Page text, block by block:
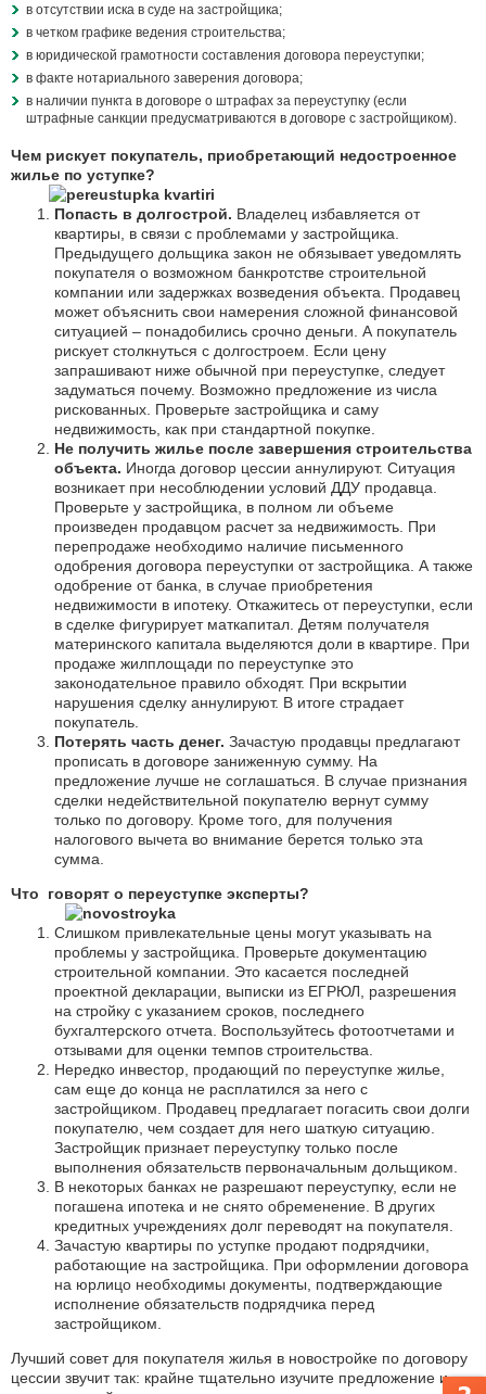
в отсутствии иска в суде на застройщика;
в четком графике ведения строительства;
в юридической грамотности составления договора переуступки;
в факте нотариального заверения договора;
в наличии пункта в договоре о штрафах за переуступку (если
штрафные санкции предусматриваются в договоре с застройщиком).
Чем рискует покупатель, приобретающий недостроенное
жилье по уступке?
Попасть в долгострой. Владелец избавляется от
квартиры, в связи с проблемами у застройщика.
Предыдущего дольщика закон не обязывает уведомлять
покупателя о возможном банкротстве строительной
компании или задержках возведения объекта. Продавец
может объяснить свои намерения сложной финансовой
ситуацией – понадобились срочно деньги. А покупатель
рискует столкнуться с долгостроем. Если цену
запрашивают ниже обычной при переуступке, следует
задуматься почему. Возможно предложение из числа
рискованных. Проверьте застройщика и саму
недвижимость, как при стандартной покупке.
Не получить жилье после завершения строительства
объекта. Иногда договор цессии аннулируют. Ситуация
возникает при несоблюдении условий ДДУ продавца.
Проверьте у застройщика, в полном ли объеме
произведен продавцом расчет за недвижимость. При
перепродаже необходимо наличие письменного
одобрения договора переуступки от застройщика. А также
одобрение от банка, в случае приобретения
недвижимости в ипотеку. Откажитесь от переуступки, если
в сделке фигурирует маткапитал. Детям получателя
материнского капитала выделяются доли в квартире. При
продаже жилплощади по переуступке это
законодательное правило обходят. При вскрытии
нарушения сделку аннулируют. В итоге страдает
покупатель.
Потерять часть денег. Зачастую продавцы предлагают
прописать в договоре заниженную сумму. На
предложение лучше не соглашаться. В случае признания
сделки недействительной покупателю вернут сумму
только по договору. Кроме того, для получения
налогового вычета во внимание берется только эта
сумма.
Что говорят о переуступке эксперты?
Слишком привлекательные цены могут указывать на
проблемы у застройщика. Проверьте документацию
строительной компании. Это касается последней
проектной декларации, выписки из ЕГРЮЛ, разрешения
на стройку с указанием сроков, последнего
бухгалтерского отчета. Воспользуйтесь фотоотчетами и
отзывами для оценки темпов строительства.
Нередко инвестор, продающий по переуступке жилье,
сам еще до конца не расплатился за него с
застройщиком. Продавец предлагает погасить свои долги
покупателю, чем создает для него шаткую ситуацию.
Застройщик признает переуступку только после
выполнения обязательств первоначальным дольщиком.
В некоторых банках не разрешают переуступку, если не
погашена ипотека и не снято обременение. В других
кредитных учреждениях долг переводят на покупателя.
Зачастую квартиры по уступке продают подрядчики,
работающие на застройщика. При оформлении договора
на юрлицо необходимы документы, подтверждающие
исполнение обязательств подрядчика перед
застройщиком.
Лучший совет для покупателя жилья в новостройке по договору
цессии звучит так: крайне тщательно изучите предложение и